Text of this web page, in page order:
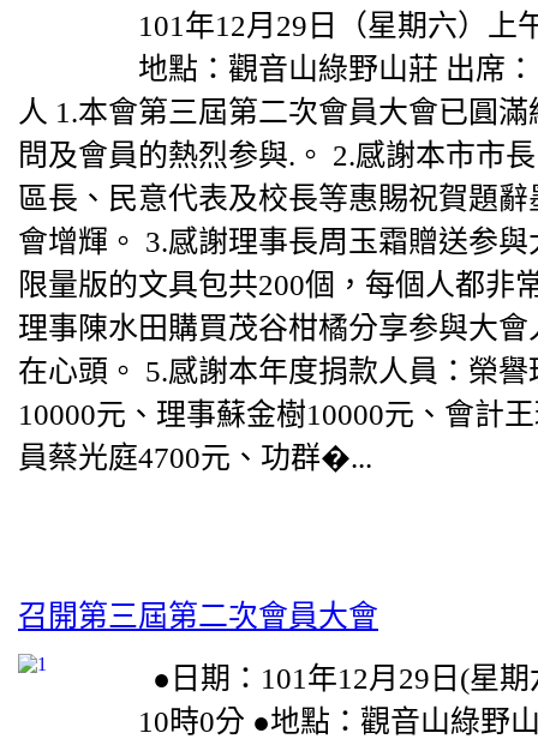
101年12月29日（星期六）上
地點：觀音山綠野山莊 出席
人 1.本會第三屆第二次會員大會已圓
問及會員的熱烈参與.。 2.感謝本市市
區長、民意代表及校長等惠賜祝賀題
會增輝。 3.感謝理事長周玉霜贈送参
限量版的文具包共200個，每個人都非
理事陳水田購買茂谷柑橘分享参與大
在心頭。 5.感謝本年度捐款人員：榮
10000元、理事蘇金樹10000元、會計
員蔡光庭4700元、功群�...
召開第三屆第二次會員大會
●日期：101年12月29日(星
10時0分 ●地點：觀音山綠野